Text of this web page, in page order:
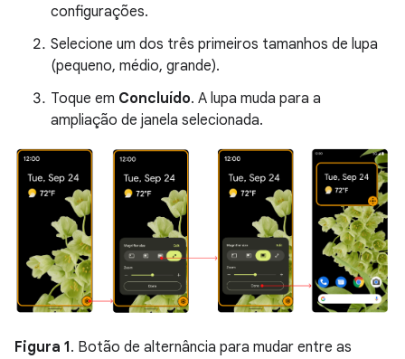
configurações.
Selecione um dos três primeiros tamanhos de lupa
(pequeno, médio, grande).
Toque em Concluído. A lupa muda para a
ampliação de janela selecionada.
Figura 1. Botão de alternância para mudar entre as